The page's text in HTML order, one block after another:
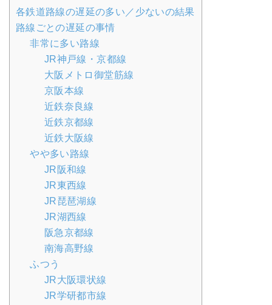
各鉄道路線の遅延の多い／少ないの結果
路線ごとの遅延の事情
非常に多い路線
JR神戸線・京都線
大阪メトロ御堂筋線
京阪本線
近鉄奈良線
近鉄京都線
近鉄大阪線
やや多い路線
JR阪和線
JR東西線
JR琵琶湖線
JR湖西線
阪急京都線
南海高野線
ふつう
JR大阪環状線
JR学研都市線